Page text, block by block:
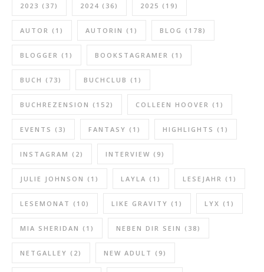
2023 (37) 2024 (36) 2025 (19)
AUTOR (1) AUTORIN (1) BLOG (178)
BLOGGER (1) BOOKSTAGRAMER (1)
BUCH (73) BUCHCLUB (1)
BUCHREZENSION (152) COLLEEN HOOVER (1)
EVENTS (3) FANTASY (1) HIGHLIGHTS (1)
INSTAGRAM (2) INTERVIEW (9)
JULIE JOHNSON (1) LAYLA (1) LESEJAHR (1)
LESEMONAT (10) LIKE GRAVITY (1) LYX (1)
MIA SHERIDAN (1) NEBEN DIR SEIN (38)
NETGALLEY (2) NEW ADULT (9)